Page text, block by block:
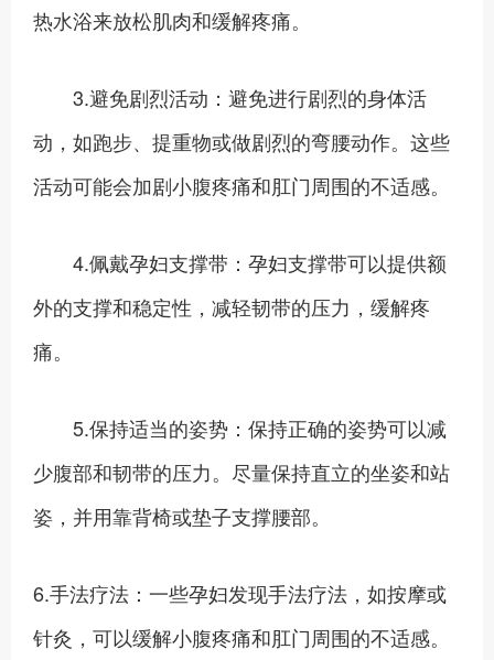
热水浴来放松肌肉和缓解疼痛。
3.避免剧烈活动：避免进行剧烈的身体活
动，如跑步、提重物或做剧烈的弯腰动作。这些
活动可能会加剧小腹疼痛和肛门周围的不适感。
4.佩戴孕妇支撑带：孕妇支撑带可以提供额
外的支撑和稳定性，减轻韧带的压力，缓解疼
痛。
5.保持适当的姿势：保持正确的姿势可以减
少腹部和韧带的压力。尽量保持直立的坐姿和站
姿，并用靠背椅或垫子支撑腰部。
6.手法疗法：一些孕妇发现手法疗法，如按摩或
针灸，可以缓解小腹疼痛和肛门周围的不适感。